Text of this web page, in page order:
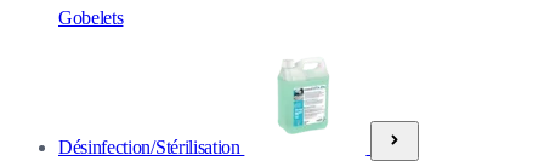
Gobelets
Désinfection/Stérilisation